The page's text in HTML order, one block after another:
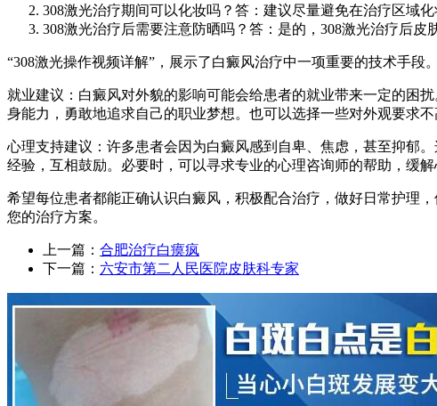
308激光治疗期间可以化妆吗？答：建议尽量避免在治疗区域
308激光治疗后需要注意防晒吗？答：是的，308激光治疗后皮
“308激光操作视频详解”，展示了白癜风治疗中一项重要的技术手
就业建议：白癜风对外貌的影响可能会给患者的就业带来一定的困
身能力，勇敢地追求自己的职业梦想。也可以选择一些对外观要求
心理支持建议：许多患者会因为白癜风感到自卑、焦虑，甚至抑郁
经验，互相鼓励。必要时，可以寻求专业的心理咨询师的帮助，缓解
希望每位患者都能正确认识白癜风，积极配合治疗，做好日常护理
您的治疗方案。
上一篇： 合肥治疗白瘼疯
下一篇： 六安市第二人民医院皮肤科专家